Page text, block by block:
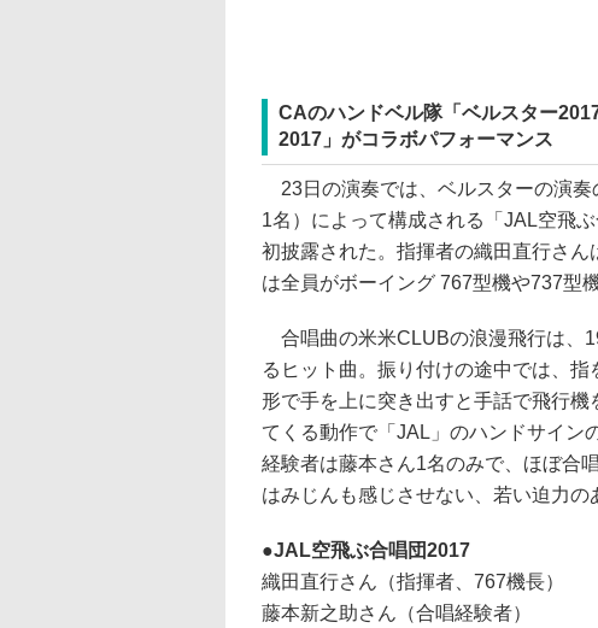
CAのハンドベル隊「ベルスター
2017」がコラボパフォーマンス
23日の演奏では、ベルスターの演奏
1名）によって構成される「JAL空飛
初披露された。指揮者の織田直行さ
は全員がボーイング 767型機や737型
合唱曲の米米CLUBの浪漫飛行は、
るヒット曲。振り付けの途中では、
形で手を上に突き出すと手話で飛行
てくる動作で「JAL」のハンドサイン
経験者は藤本さん1名のみで、ほぼ合
はみじんも感じさせない、若い迫力の
JAL空飛ぶ合唱団2017
織田直行さん（指揮者、767機長）
藤本新之助さん（合唱経験者）